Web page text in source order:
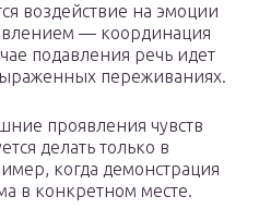
воздействие на эмоции
— координация
подавления речь идет
переживаниях.
проявления чувств
делать только в
когда демонстрация
в конкретном месте.